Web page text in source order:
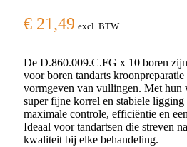
€ 21,49 excl. BTW
De D.860.009.C.FG x 10 boren
voor boren tandarts
vormgeven van vullingen. Met hun
super fijne korrel en stabiele ligging
maximale controle, efficiëntie en
Ideaal voor tandartsen die streven
kwaliteit bij elke behandeling.